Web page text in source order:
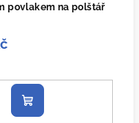
povlakem na polštář
Do
košíku